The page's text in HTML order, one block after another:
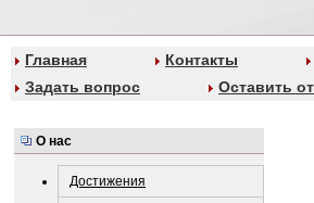
Главная Контакты
Задать вопрос
Оставить
О нас
Достижения